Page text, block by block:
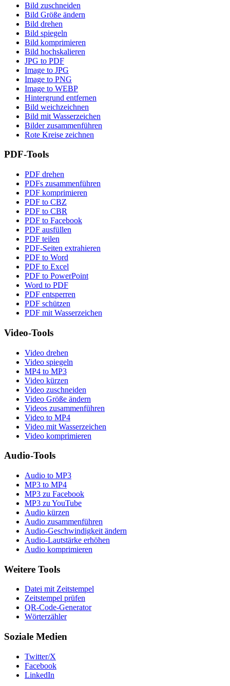
Bild zuschneiden
Bild Größe ändern
Bild drehen
Bild spiegeln
Bild komprimieren
Bild hochskalieren
JPG to PDF
Image to JPG
Image to PNG
Image to WEBP
Hintergrund entfernen
Bild weichzeichnen
Bild mit Wasserzeichen
Bilder zusammenführen
Rote Kreise zeichnen
PDF-Tools
PDF drehen
PDFs zusammenführen
PDF komprimieren
PDF to CBZ
PDF to CBR
PDF to Facebook
PDF ausfüllen
PDF teilen
PDF-Seiten extrahieren
PDF to Word
PDF to Excel
PDF to PowerPoint
Word to PDF
PDF entsperren
PDF schützen
PDF mit Wasserzeichen
Video-Tools
Video drehen
Video spiegeln
MP4 to MP3
Video kürzen
Video zuschneiden
Video Größe ändern
Videos zusammenführen
Video to MP4
Video mit Wasserzeichen
Video komprimieren
Audio-Tools
Audio to MP3
MP3 to MP4
MP3 zu Facebook
MP3 zu YouTube
Audio kürzen
Audio zusammenführen
Audio-Geschwindigkeit ändern
Audio-Lautstärke erhöhen
Audio komprimieren
Weitere Tools
Datei mit Zeitstempel
Zeitstempel prüfen
QR-Code-Generator
Wörterzähler
Soziale Medien
Twitter/X
Facebook
LinkedIn